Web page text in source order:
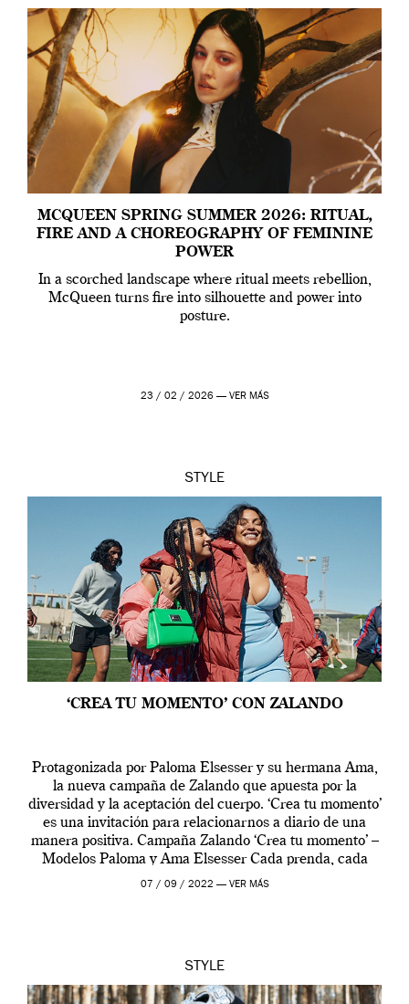
MCQUEEN SPRING SUMMER 2026: RITUAL,
FIRE AND A CHOREOGRAPHY OF FEMININE
POWER
In a scorched landscape where ritual meets rebellion,
McQueen turns fire into silhouette and power into
posture.
23 / 02 / 2026 — VER MÁS
STYLE
‘CREA TU MOMENTO’ CON ZALANDO
Protagonizada por Paloma Elsesser y su hermana Ama,
la nueva campaña de Zalando que apuesta por la
diversidad y la aceptación del cuerpo. ‘Crea tu momento’
es una invitación para relacionarnos a diario de una
manera positiva. Campaña Zalando ‘Crea tu momento’ –
Modelos Paloma y Ama Elsesser Cada prenda, cada
outfit, cada momento, caracteriza […]
07 / 09 / 2022 — VER MÁS
STYLE